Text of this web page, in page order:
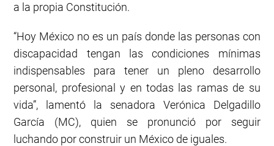
a la propia Constitución.
“Hoy México no es un país donde las personas con
discapacidad tengan las condiciones mínimas
indispensables para tener un pleno desarrollo
personal, profesional y en todas las ramas de su
vida”, lamentó la senadora Verónica Delgadillo
García (MC), quien se pronunció por seguir
luchando por construir un México de iguales.